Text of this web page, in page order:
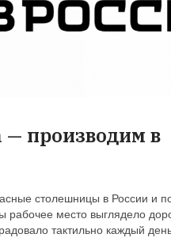
— производим в
столешницы в России и
рабочее место выглядело
тактильно каждый